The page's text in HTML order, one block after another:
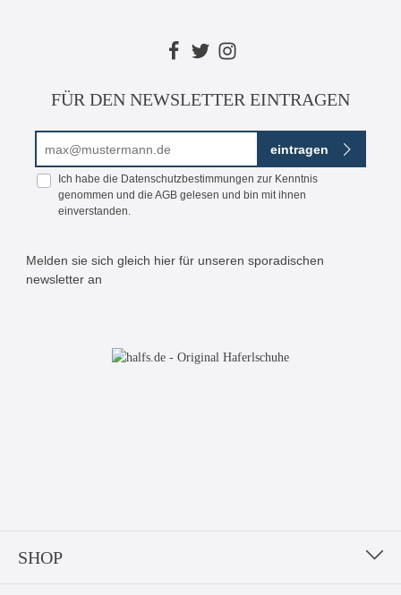
FÜR DEN NEWSLETTER EINTRAGEN
eintragen
Ich habe die Datenschutzbestimmungen zur Kenntnis
genommen und die AGB gelesen und bin mit ihnen
einverstanden.
Melden sie sich gleich hier für unseren sporadischen
newsletter an
SHOP